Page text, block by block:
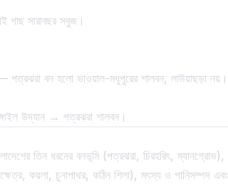
গাছ সারাবছর সবুজ।
বন হলো ভাওয়াল-মধুপুরের শালবন, লাউয়াছড়া নয়।
উদ্যান → পত্রঝরা শালবন।
তিন ধরনের বনভূমি (পত্রঝরা, চিরহরিৎ, ম্যানগ্রোভ),
কয়লা, চুনাপাথর, কঠিন শিলা), মৎস্য ও পানিসম্পদ এবং